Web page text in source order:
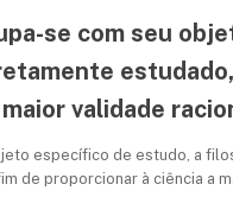
se com seu
validade
específico de estudo, a
de proporcionar à ciência a